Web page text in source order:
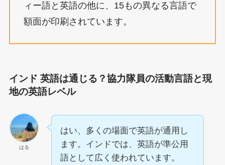
ィー語と英語の他に、15もの異なる言語で
額面が印刷されています。
インド 英語は通じる？協力隊員の活動言語と現
地の英語レベル
はる
はい、多くの場面で英語が通用し
ます。インドでは、英語が準公用
語として広く使われています。